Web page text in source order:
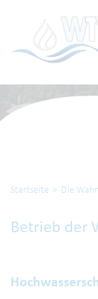
Startseite Die
Betrieb der